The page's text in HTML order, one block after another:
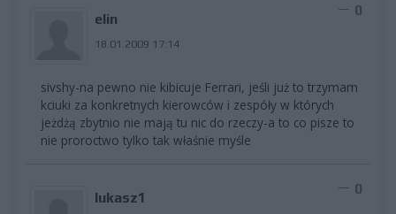
elin
18.01.2009 17:14
0
sivshy-na pewno nie kibicuje Ferrari, jeśli już to trzymam
kciuki za konkretnych kierowców i zespóły w których
jeżdżą zbytnio nie mają tu nic do rzeczy-a to co pisze to
nie proroctwo tylko tak właśnie myśle
lukasz1
0